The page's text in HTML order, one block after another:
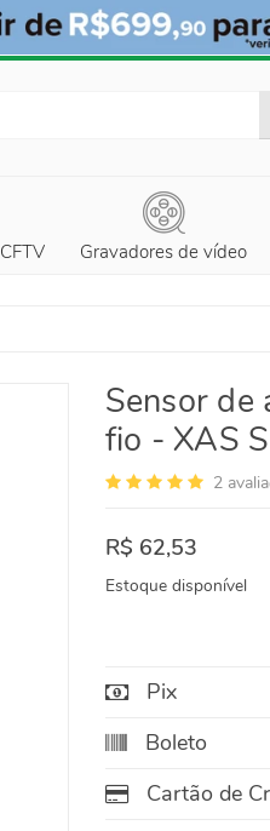
Gravadores de vídeo
Sensor de
fio - XAS
2
R$ 62,53
Estoque disponível
Pix
Boleto
Cartão de